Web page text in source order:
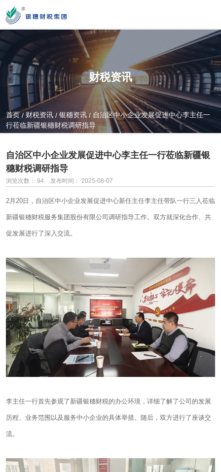
您好！新疆银穗财税服务集团股份有限公司官方网站！
营业时间
MON-SAT 10：00-19：00
新疆乌市新医路89号新星大厦14楼
财税资讯
首页/ 财税资讯 / 银穗资讯 / 自治区中小企业发展促进中心李主任一
行莅临新疆银穗财税调研指导
自治区中小企业发展促进中心李主任一行莅临新疆银
穗财税调研指导
浏览次数： 94 发布时间： 2025-08-07
2月20日，自治区中小企业发展促进中心新任主任李主任带队一行三人莅临
新疆银穗财税服务集团股份有限公司调研指导工作。双方就深化合作、共
促发展进行了深入交流。
李主任一行首先参观了新疆银穗财税的办公环境，详细了解了公司的发展
历程、业务范围以及服务中小企业的具体举措。随后，双方进行了座谈交
流。